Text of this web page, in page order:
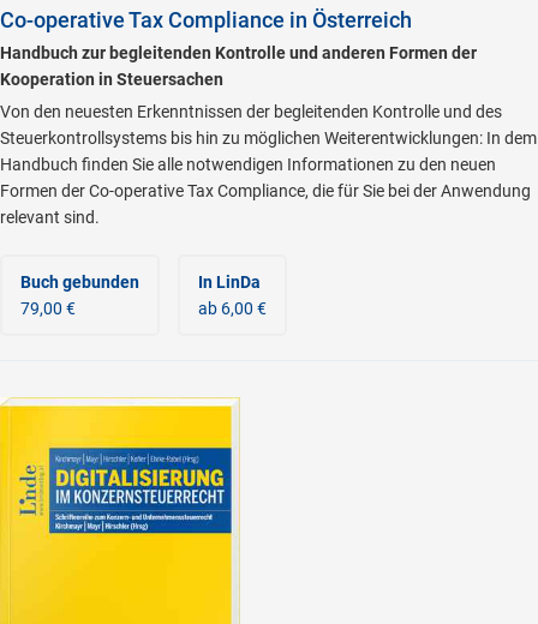
Co-operative Tax Compliance in Österreich
Handbuch zur begleitenden Kontrolle und anderen Formen der
Kooperation in Steuersachen
Von den neuesten Erkenntnissen der begleitenden Kontrolle und des
Steuerkontrollsystems bis hin zu möglichen Weiterentwicklungen: In dem
Handbuch finden Sie alle notwendigen Informationen zu den neuen
Formen der Co-operative Tax Compliance, die für Sie bei der Anwendung
relevant sind.
Buch gebunden
79,00 €
In LinDa
ab 6,00 €